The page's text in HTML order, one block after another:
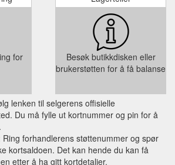
for
Besøk butikkdisken eller
brukerstøtten for å få balanse
lenken til selgerens offisielle
Du må fylle ut kortnummer og pin for å
Ring forhandlerens støttenummer og spør
kortsaldoen. Det kan hende du kan få
etter å ha gitt kortdetaljer.